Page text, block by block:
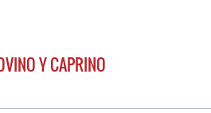
Y CAPRINO